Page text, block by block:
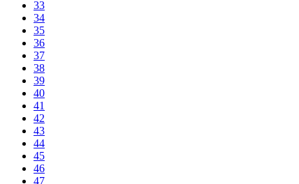
33
34
35
36
37
38
39
40
41
42
43
44
45
46
47